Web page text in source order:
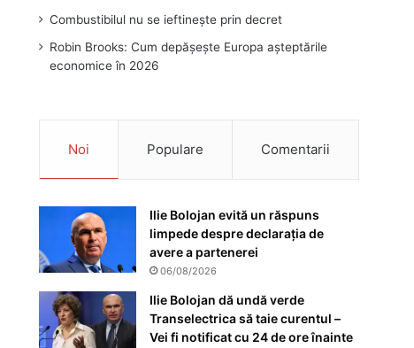
Combustibilul nu se ieftinește prin decret
Robin Brooks: Cum depășește Europa așteptările
economice în 2026
Noi Populare Comentarii
Ilie Bolojan evită un răspuns
limpede despre declarația de
avere a partenerei
06/08/2026
Ilie Bolojan dă undă verde
Transelectrica să taie curentul –
Vei fi notificat cu 24 de ore înainte